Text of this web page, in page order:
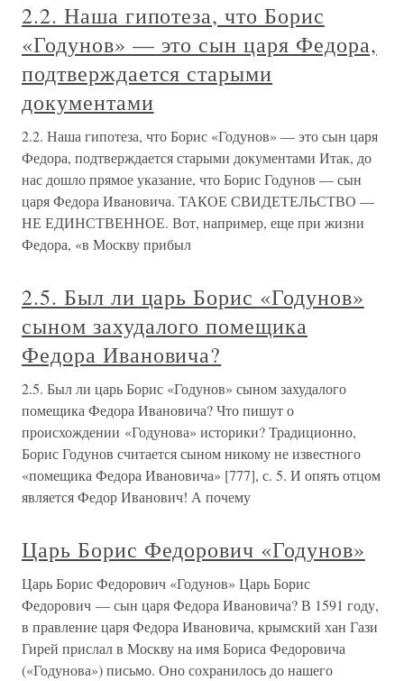
2.2. Наша гипотеза, что Борис
«Годунов» — это сын царя Федора,
подтверждается старыми
документами
2.2. Наша гипотеза, что Борис «Годунов» — это сын царя
Федора, подтверждается старыми документами Итак, до
нас дошло прямое указание, что Борис Годунов — сын
царя Федора Ивановича. ТАКОЕ СВИДЕТЕЛЬСТВО —
НЕ ЕДИНСТВЕННОЕ. Вот, например, еще при жизни
Федора, «в Москву прибыл
2.5. Был ли царь Борис «Годунов»
сыном захудалого помещика
Федора Ивановича?
2.5. Был ли царь Борис «Годунов» сыном захудалого
помещика Федора Ивановича? Что пишут о
происхождении «Годунова» историки? Традиционно,
Борис Годунов считается сыном никому не известного
«помещика Федора Ивановича» [777], с. 5. И опять отцом
является Федор Иванович! А почему
Царь Борис Федорович «Годунов»
Царь Борис Федорович «Годунов» Царь Борис
Федорович — сын царя Федора Ивановича? В 1591 году,
в правление царя Федора Ивановича, крымский хан Гази
Гирей прислал в Москву на имя Бориса Федоровича
(«Годунова») письмо. Оно сохранилось до нашего